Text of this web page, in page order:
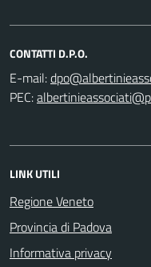
CONTATTI D.P.O.
E-mail:
PEC:
LINK UTILI
Regione Veneto
Provincia di Padova
Informativa privacy